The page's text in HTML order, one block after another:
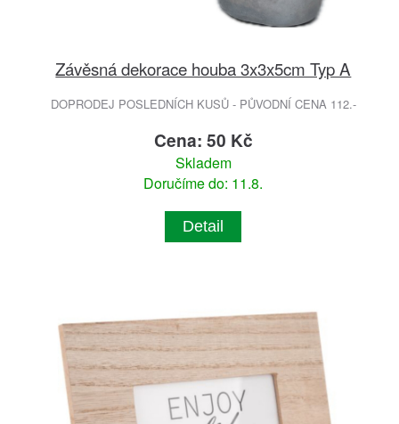
Závěsná dekorace houba 3x3x5cm Typ A
DOPRODEJ POSLEDNÍCH KUSŮ - PŮVODNÍ CENA 112.-
Cena: 50 Kč
Skladem
Doručíme do: 11.8.
Detail